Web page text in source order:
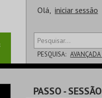
Olá, iniciar sessão
PESQUISA: AVANÇADA
PASSO- SESSÃO